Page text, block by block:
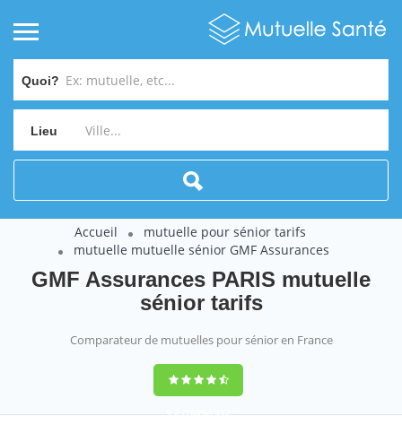
Quoi?
Lieu
Accueil
mutuelle pour sénior tarifs
mutuelle mutuelle sénior GMF Assurances
GMF Assurances PARIS mutuelle
sénior tarifs
Comparateur de mutuelles pour sénior en France
9,2(100%)452